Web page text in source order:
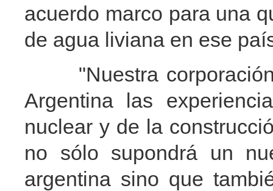
acuerdo marco para una
de agua liviana en ese
"Nuestra corporación
Argentina las
nuclear y de la
no sólo supondrá un
argentina sino que